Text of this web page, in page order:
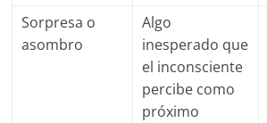
Sorpresa o
asombro
Algo
inesperado que
el inconsciente
percibe como
próximo